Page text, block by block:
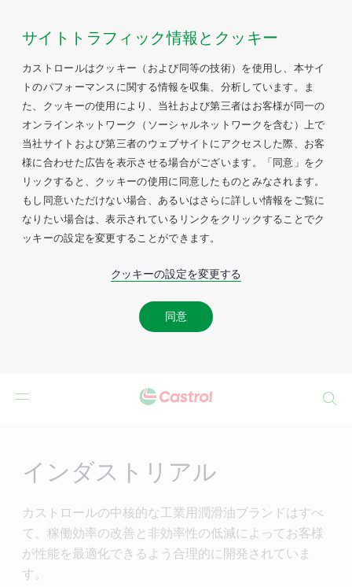
サイトトラフィック情報とクッキー
カストロールはクッキー（および同等の技術）を使用し、本サイ
トのパフォーマンスに関する情報を収集、分析しています。ま
た、クッキーの使用により、当社および第三者はお客様が同一の
オンラインネットワーク（ソーシャルネットワークを含む）上で
当社サイトおよび第三者のウェブサイトにアクセスした際、お客
様に合わせた広告を表示させる場合がございます。「同意」をク
リックすると、クッキーの使用に同意したものとみなされます。
もし同意いただけない場合、あるいはさらに詳しい情報をご覧に
なりたい場合は、表示されているリンクをクリックすることでク
ッキーの設定を変更することができます。
クッキーの設定を変更する
同意
インダストリアル
カストロールの中核的な工業用潤滑油ブランドはすべ
て、稼働効率の改善と非効率性の低減によってお客様
が性能を最適化できるよう合理的に開発されていま
す。